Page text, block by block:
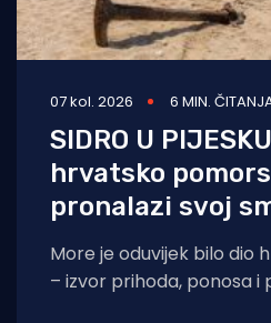
07 kol. 2026 6 MIN.
SIDRO U
hrvatsko
pronalazi svoj
More je oduvijek bilo dio
– izvor prihoda, ponosa i